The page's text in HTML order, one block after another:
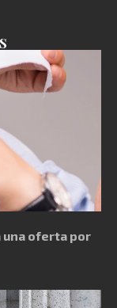
una oferta por